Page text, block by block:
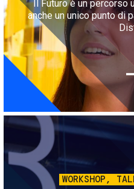
Il Futuro è un percorso
anche un unico punto di
WORKSHOP,